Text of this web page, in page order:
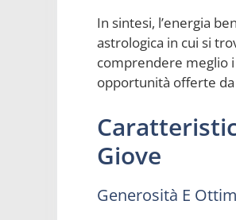
In sintesi, l’energia
astrologica in cui si
comprendere meglio
opportunità offerte
Giove
Generosità E